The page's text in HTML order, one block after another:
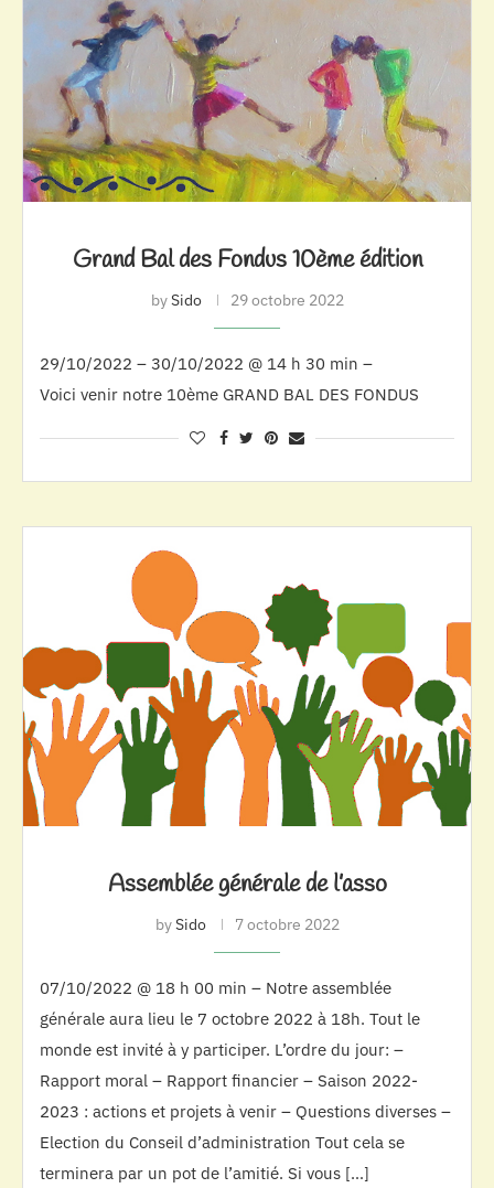
Grand Bal des Fondus 10ème édition
bySido 29 octobre 2022
29/10/2022 – 30/10/2022 @ 14 h 30 min –
Voici venir notre 10ème GRAND BAL DES FONDUS
Assemblée générale de l’asso
bySido 7 octobre 2022
07/10/2022 @ 18 h 00 min – Notre assemblée
générale aura lieu le 7 octobre 2022 à 18h. Tout le
monde est invité à y participer. L’ordre du jour: –
Rapport moral – Rapport financier – Saison 2022-
2023 : actions et projets à venir – Questions diverses –
Election du Conseil d’administration Tout cela se
terminera par un pot de l’amitié. Si vous […]